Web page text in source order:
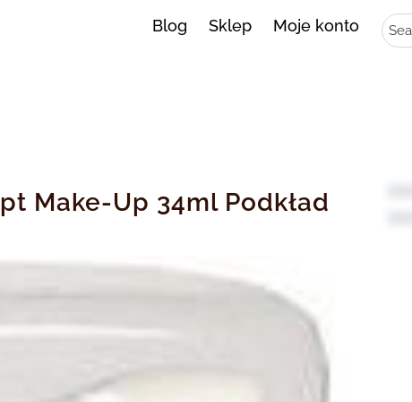
Blog Sklep Moje konto
Make-Up 34ml Podkład